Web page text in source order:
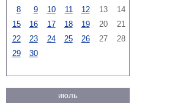
8
9 10 11 12 13
14
15
16 17 18 19 20
21
22
23 24 25 26 27
28
29
30
июль